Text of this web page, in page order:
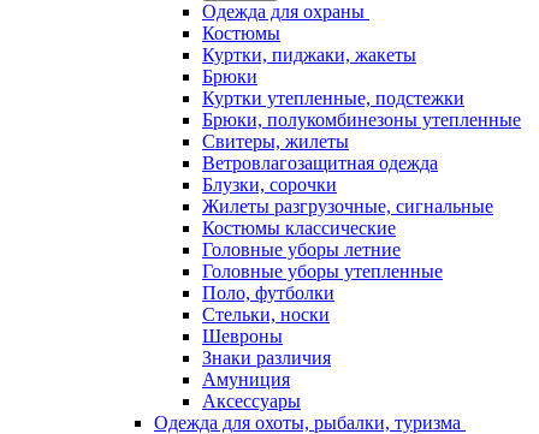
Одежда для охраны
Костюмы
Куртки, пиджаки, жакеты
Брюки
Куртки утепленные, подстежки
Брюки, полукомбинезоны утепленные
Свитеры, жилеты
Ветровлагозащитная одежда
Блузки, сорочки
Жилеты разгрузочные, сигнальные
Костюмы классические
Головные уборы летние
Головные уборы утепленные
Поло, футболки
Стельки, носки
Шевроны
Знаки различия
Амуниция
Аксессуары
Одежда для охоты, рыбалки, туризма